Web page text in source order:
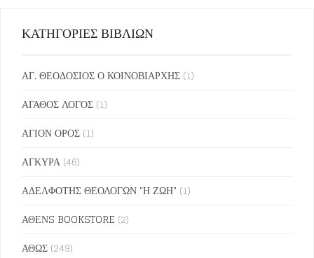
ΚΑΤΗΓΟΡΙΕΣ ΒΙΒΛΙΩΝ
ΑΓ. ΘΕΟΔΟΣΙΟΣ Ο ΚΟΙΝΟΒΙΑΡΧΗΣ (1)
ΑΓΑΘΟΣ ΛΟΓΟΣ (1)
ΑΓΙΟΝ ΟΡΟΣ (1)
ΑΓΚΥΡΑ (46)
ΑΔΕΛΦΟΤΗΣ ΘΕΟΛΟΓΩΝ "Η ΖΩΗ" (1)
ΑΘΕΝS BOOKSTORE (2)
ΑΘΩΣ (249)